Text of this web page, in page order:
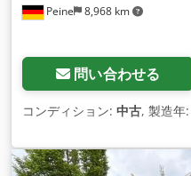
Peine 8,968 km
問い合わせる
コンディション: 中古, 製造年: